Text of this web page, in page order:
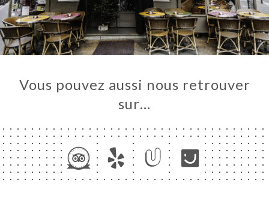
Vous pouvez aussi nous retrouver
sur…